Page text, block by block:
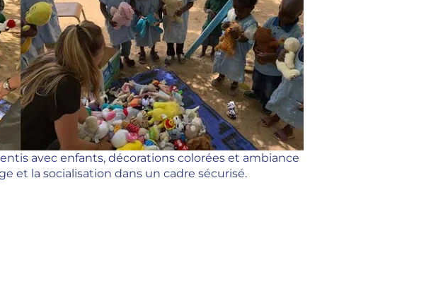
avec enfants, décorations colorées et ambiance
et la socialisation dans un cadre sécurisé.